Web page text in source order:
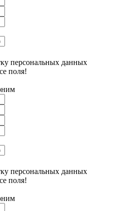
персональных данных
поля!
персональных данных
поля!